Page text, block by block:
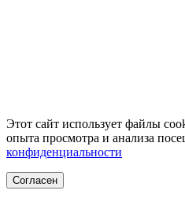
Этот сайт использует файлы
опыта просмотра и анализа
конфиденциальности
Согласен